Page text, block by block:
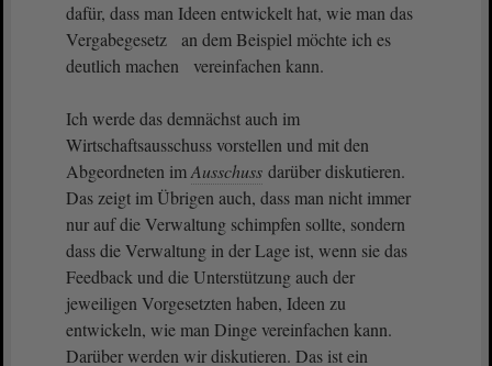
dafür, dass man Ideen entwickelt hat, wie man das
Vergabegesetz an dem Beispiel möchte ich es
deutlich machen vereinfachen kann.
Ich werde das demnächst auch im
Wirtschaftsausschuss vorstellen und mit den
Abgeordneten imAusschuss darüber diskutieren.
Das zeigt im Übrigen auch, dass man nicht immer
nur auf die Verwaltung schimpfen sollte, sondern
dass die Verwaltung in der Lage ist, wenn sie das
Feedback und die Unterstützung auch der
jeweiligen Vorgesetzten haben, Ideen zu
entwickeln, wie man Dinge vereinfachen kann.
Darüber werden wir diskutieren. Das ist ein